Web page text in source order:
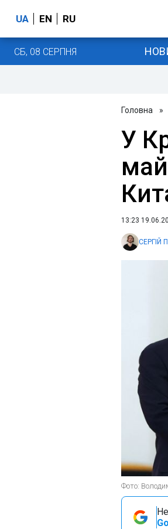
UA EN RU
СБ, 08 СЕРПНЯ
Головна »
У
13:23
СЕРГІЙ
Фото: